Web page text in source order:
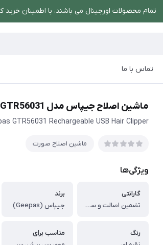
تمام محصولات اورجینال می باشند، با اطمینان خرید
تماس با ما
ماشین اصلاح جیپاس مدل GTR56031
ماشین اصلاح جیپاس مدل GTR56031
GTR56031 Rechargeable USB Hair Clipper
ماشین اصلاح صورت
ویژگی‌ها
گارانتی
تضمین اصالت و سلامت کالا (اورجینال)
برند
جیپاس (Geepas)
رنگ
مناسب برای